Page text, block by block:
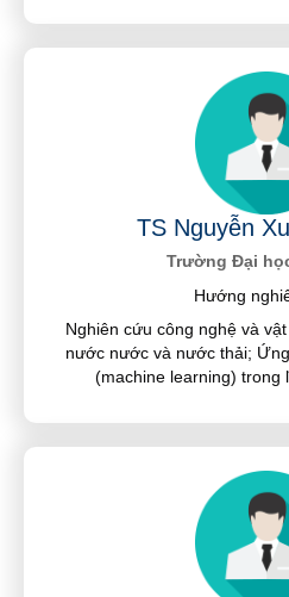
TS Nguyễn
Trường Đại
Hướng
Nghiên cứu công nghệ và
nước nước và nước thải;
(machine learning) trong